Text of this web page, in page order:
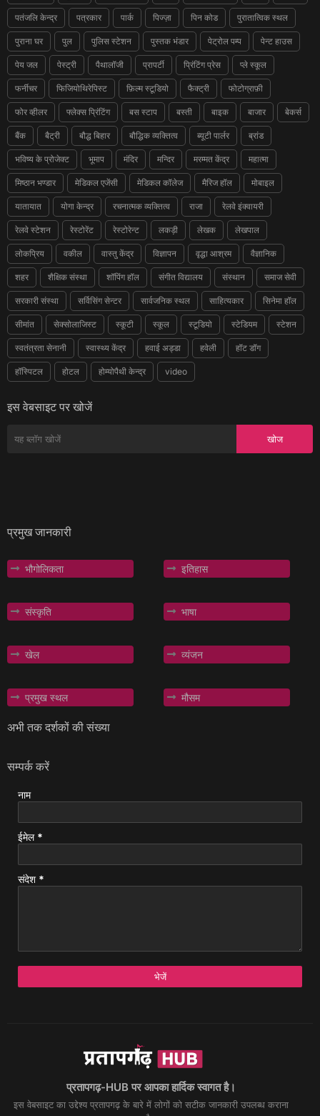
पतंजलि केन्द्र पत्रकार पार्क पिज्ज़ा पिन कोड पुरातात्विक स्थल
पुराना घर पुल पुलिस स्टेशन पुस्तक भंडार पेट्रोल पम्प पेन्ट हाउस
पेय जल पेस्ट्री पैथालॉजी प्रापर्टी प्रिंटिंग प्रेस प्ले स्कूल
फर्नीचर फिजियोथिरेपिस्ट फ़िल्म स्टूडियो फैक्ट्री फोटोग्राफ़ी
फोर व्हीलर फ्लेक्स प्रिंटिंग बस स्टाप बस्ती बाइक बाजार बेकर्स
बैंक बैट्री बौद्ध बिहार बौद्धिक व्यक्तित्व ब्यूटी पार्लर ब्रांड
भविष्य के प्रोजेक्ट भूमाप मंदिर मन्दिर मरम्मत केंद्र महात्मा
मिष्ठान भण्डार मेडिकल एजेंसी मेडिकल कॉलेज मैरिज हॉल मोबाइल
यातायात योगा केन्द्र रचनात्मक व्यक्तित्व राजा रेलवे इंक्वायरी
रेलवे स्टेशन रेस्टोरेंट रेस्टोरेन्ट लकड़ी लेखक लेखपाल
लोकप्रिय वकील वास्तु केंद्र विज्ञापन वृद्धा आश्रम वैज्ञानिक
शहर शैक्षिक संस्था शॉपिंग हॉल संगीत विद्यालय संस्थान समाज सेवी
सरकारी संस्था सर्विसिंग सेन्टर सार्वजनिक स्थल साहित्यकार सिनेमा हॉल
सीमांत सेक्सोलाजिस्ट स्कूटी स्कूल स्टूडियो स्टेडियम स्टेशन
स्वतंत्रता सेनानी स्वास्थ्य केंद्र हवाई अड्डा हवेली हॉट डॉग
हॉस्पिटल होटल होम्योपैथी केन्द्र video
इस वेबसाइट पर खोजें
प्रमुख जानकारी
भौगोलिकता इतिहास
संस्कृति भाषा
खेल व्यंजन
प्रमुख स्थल मौसम
अभी तक दर्शकों की संख्या
सम्पर्क करें
नाम
ईमेल *
संदेश *
प्रतापगढ़-HUB पर आपका हार्दिक स्वागत है।
इस वेबसाइट का उद्देश्य प्रतापगढ़ के बारे में लोगों को सटीक जानकारी उपलब्ध कराना